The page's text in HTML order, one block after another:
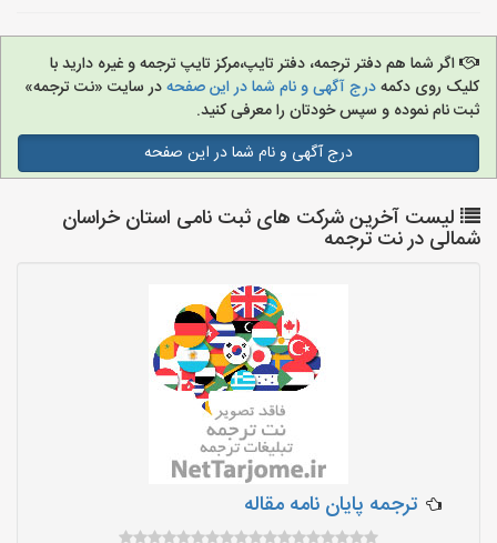
اگر شما هم دفتر ترجمه، دفتر تایپ،مرکز تایپ ترجمه و غیره دارید با
کلیک روی دکمهدرج آگهی و نام شما در این صفحهدر سایت «نت ترجمه»
ثبت نام نموده و سپس خودتان را معرفی کنید.
درج آگهی و نام شما در این صفحه
لیست آخرین شرکت های ثبت نامی استان خراسان
شمالی در نت ترجمه
ترجمه پایان نامه مقاله